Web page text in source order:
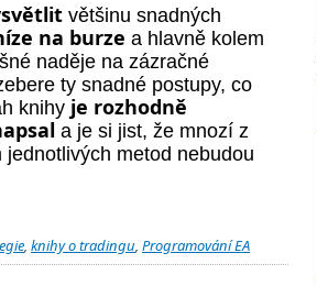
většinu snadných
na burze a hlavně kolem
naděje na zázračné
ty snadné postupy, co
knihy je rozhodně
a je si jist, že mnozí z
metod nebudou
, knihy o tradingu, Programování EA